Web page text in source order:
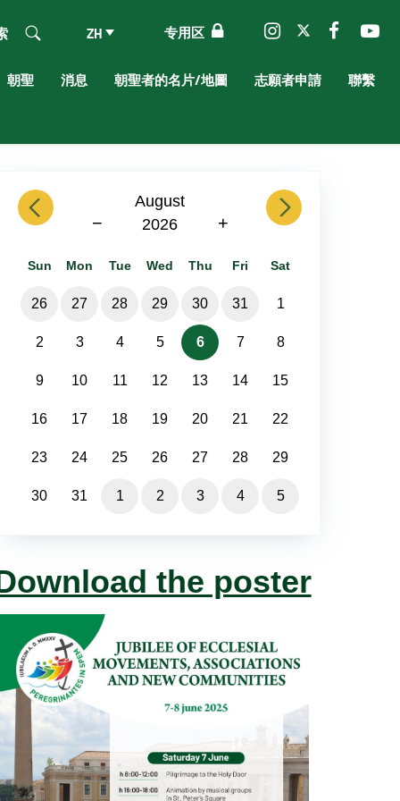
专用区
ZH
朝聖 消息 朝聖者的名片/地圖 志願者申請 聯繫
previous
August
2026
− +
next
Sun Mon Tue Wed Thu Fri Sat
26 27 28 29 30 31 1
2 3 4 5 6 7 8
9 10 11 12 13 14 15
16 17 18 19 20 21 22
23 24 25 26 27 28 29
30 31 1 2 3 4 5
the poster